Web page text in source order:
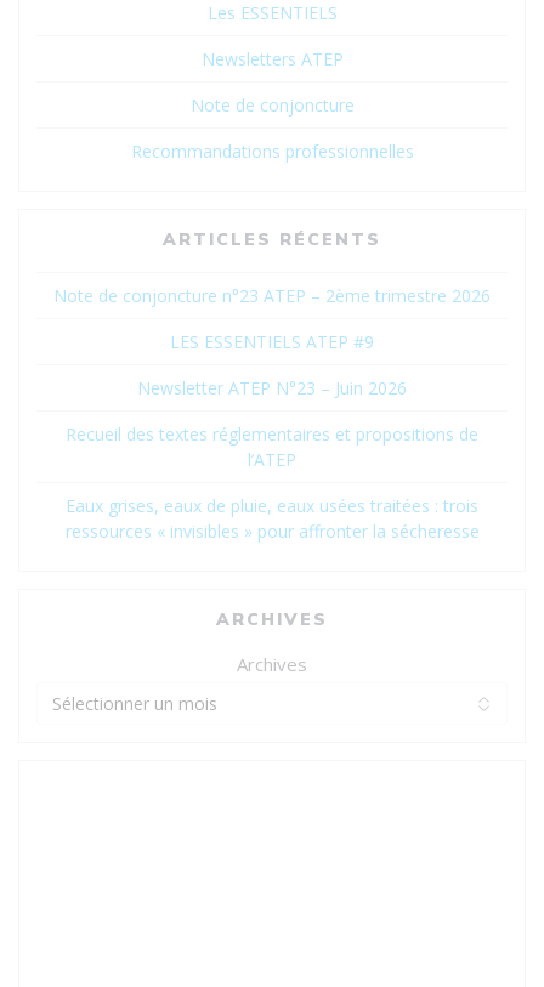
Les ESSENTIELS
Newsletters ATEP
Note de conjoncture
Recommandations professionnelles
ARTICLES RÉCENTS
Note de conjoncture n°23 ATEP – 2ème trimestre 2026
LES ESSENTIELS ATEP #9
Newsletter ATEP N°23 – Juin 2026
Recueil des textes réglementaires et propositions de
l’ATEP
Eaux grises, eaux de pluie, eaux usées traitées : trois
ressources « invisibles » pour affronter la sécheresse
ARCHIVES
Archives